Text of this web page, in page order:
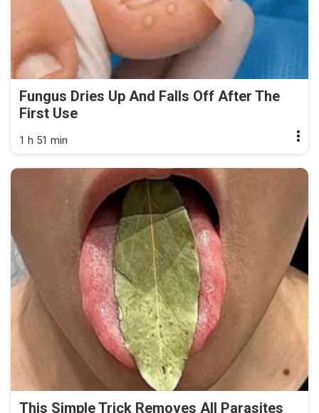
Fungus Dries Up And Falls Off After The
First Use
1 h 51 min
This Simple Trick Removes All Parasites